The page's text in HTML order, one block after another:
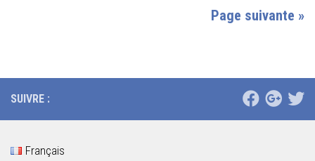
Page suivante »
SUIVRE :
Français